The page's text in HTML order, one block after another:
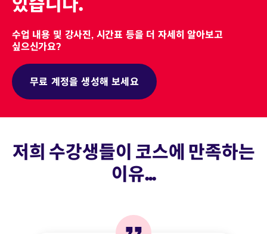
있습니다.
수업 내용 및 강사진, 시간표 등을 더 자세히 알아보고
싶으신가요?
무료 계정을 생성해 보세요
저희 수강생들이 코스에 만족하는
이유...